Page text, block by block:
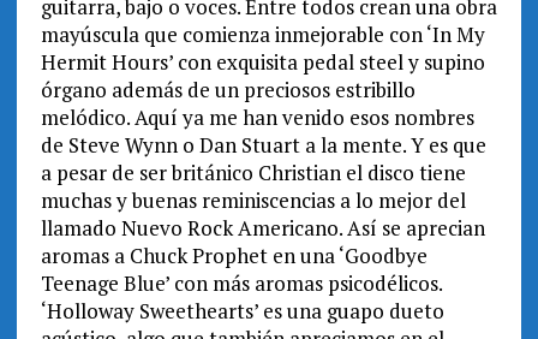
guitarra, bajo o voces. Entre todos crean una obra
mayúscula que comienza inmejorable con ‘In My
Hermit Hours’ con exquisita pedal steel y supino
órgano además de un preciosos estribillo
melódico. Aquí ya me han venido esos nombres
de Steve Wynn o Dan Stuart a la mente. Y es que
a pesar de ser británico Christian el disco tiene
muchas y buenas reminiscencias a lo mejor del
llamado Nuevo Rock Americano. Así se aprecian
aromas a Chuck Prophet en una ‘Goodbye
Teenage Blue’ con más aromas psicodélicos.
‘Holloway Sweethearts’ es una guapo dueto